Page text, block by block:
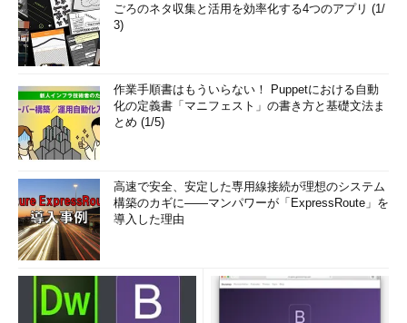
ごろのネタ収集と活用を効率化する4つのアプリ (1/
3)
作業手順書はもういらない！ Puppetにおける自動
化の定義書「マニフェスト」の書き方と基礎文法ま
とめ (1/5)
高速で安全、安定した専用線接続が理想のシステム
構築のカギに――マンパワーが「ExpressRoute」を
導入した理由